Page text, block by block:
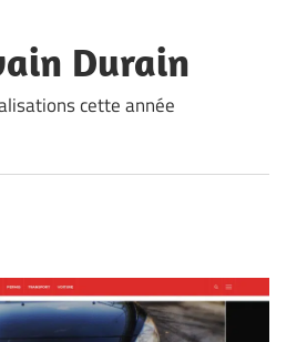
Durain
cette année